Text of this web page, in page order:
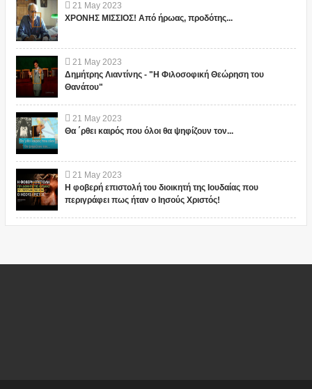
21 May 2023
ΧΡΟΝΗΣ ΜΙΣΣΙΟΣ! Από ήρωας, προδότης...
21 May 2023
Δημήτρης Λιαντίνης - "Η Φιλοσοφική Θεώρηση του
Θανάτου"
21 May 2023
Θα ΄ρθει καιρός που όλοι θα ψηφίζουν τον...
21 May 2023
Η φοβερή επιστολή του διοικητή της Ιουδαίας που
περιγράφει πως ήταν ο Ιησούς Χριστός!